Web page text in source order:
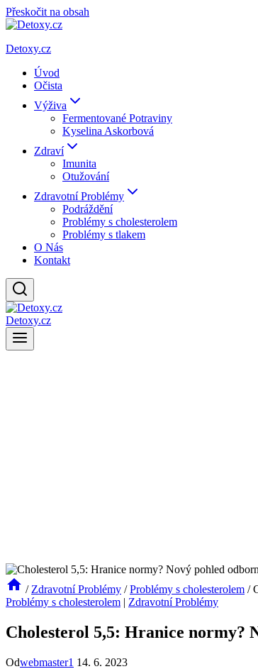
Přeskočit na obsah
Detoxy.cz
Úvod
Očista
Výživa
Fermentované Potraviny
Kyselina Askorbová
Zdraví
Imunita
Otužování
Zdravotní Problémy
Podráždění
Problémy s cholesterolem
Problémy s tlakem
O Nás
Kontakt
Detoxy.cz
/ Zdravotní Problémy / Problémy s cholesterolem /
Problémy s cholesterolem | Zdravotní Problémy
Cholesterol 5,5: Hranice normy?
Odwebmaster1 14. 6. 2023